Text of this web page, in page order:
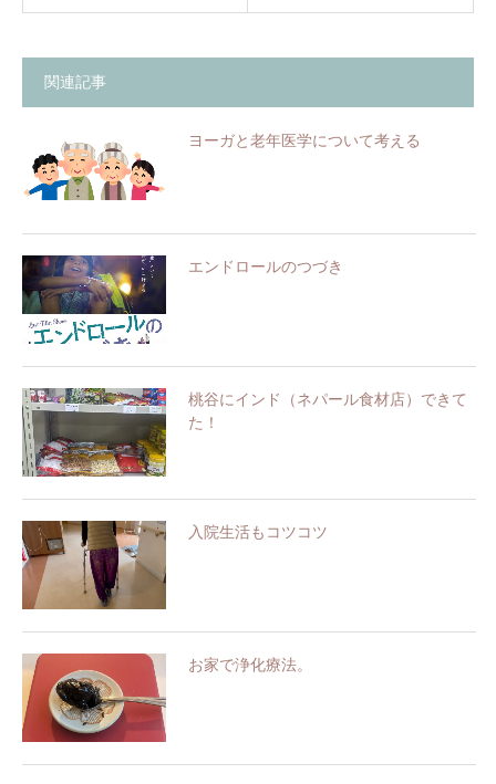
関連記事
ヨーガと老年医学について考える
エンドロールのつづき
桃谷にインド（ネパール食材店）できて
た！
入院生活もコツコツ
お家で浄化療法。